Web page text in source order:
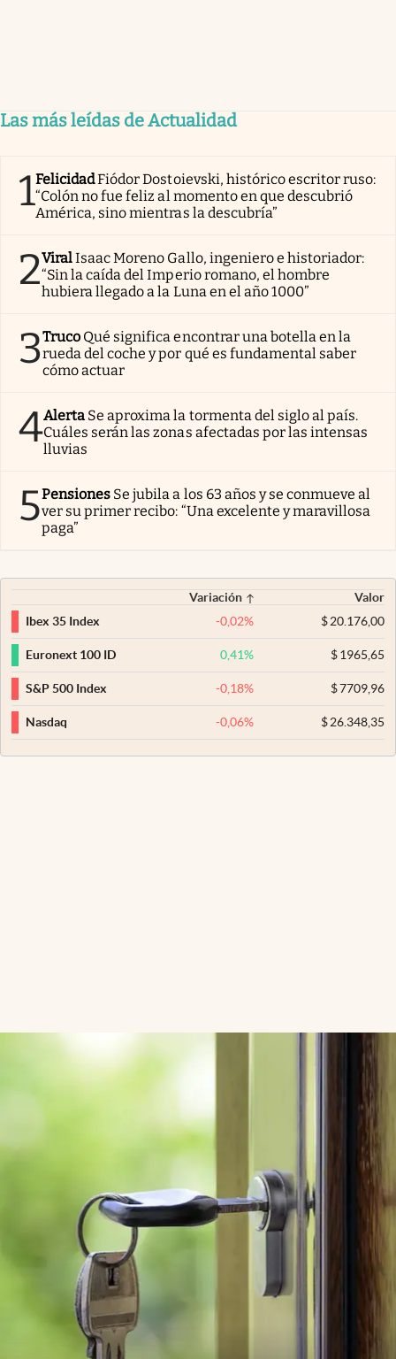
Las más leídas de Actualidad
1FelicidadFiódor Dostoievski, histórico escritor ruso:
“Colón no fue feliz al momento en que descubrió
América, sino mientras la descubría”
2ViralIsaac Moreno Gallo, ingeniero e historiador:
“Sin la caída del Imperio romano, el hombre
hubiera llegado a la Luna en el año 1000”
3Truco Qué significa encontrar una botella en la
rueda del coche y por qué es fundamental saber
cómo actuar
4Alerta Se aproxima la tormenta del siglo al país.
Cuáles serán las zonas afectadas por las intensas
lluvias
5Pensiones Se jubila a los 63 años y se conmueve al
ver su primer recibo: “Una excelente y maravillosa
paga”
Variación
Valor
Ibex 35 Index
-0,02% $20.176,00
Euronext 100 ID 0,41% $1965,65
S&P 500 Index -0,18% $7709,96
Nasdaq -0,06% $26.348,35